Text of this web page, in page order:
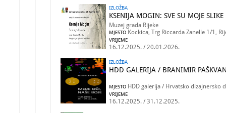
IZLOŽBA
KSENIJA MOGIN: SVE SU MOJE
Muzej grada Rijeke
MJESTO Kockica, Trg Riccarda Zanelle 1/1,
VRIJEME
16.12.2025. / 20.01.2026.
IZLOŽBA
HDD GALERIJA / BRANIMIR
MJESTO HDD galerija / Hrvatsko dizajnersko
VRIJEME
16.12.2025. / 31.12.2025.